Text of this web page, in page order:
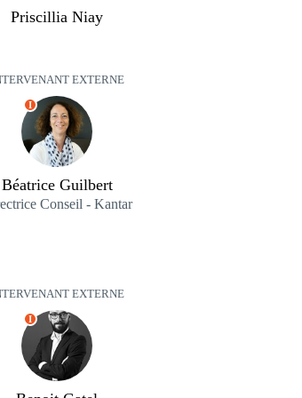
Priscillia Niay
EXTERNE
I
Béatrice Guilbert
Conseil - Kantar
EXTERNE
I